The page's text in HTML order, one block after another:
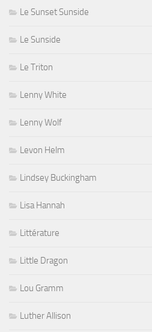
Le Sunset Sunside
Le Sunside
Le Triton
Lenny White
Lenny Wolf
Levon Helm
Lindsey Buckingham
Lisa Hannah
Littérature
Little Dragon
Lou Gramm
Luther Allison